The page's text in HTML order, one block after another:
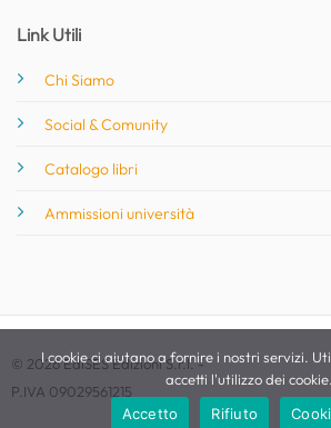
Link Utili
Chi Siamo
Social & Comunity
Catalogo libri
Ammissioni università
© 2026 EdiSES Edizioni S.r.l. -
P.IVA 09029561215
I cookie ci aiutano a fornire i nostri servizi.
accetti l'utilizzo dei cookie.
Accetto
Rifiuto